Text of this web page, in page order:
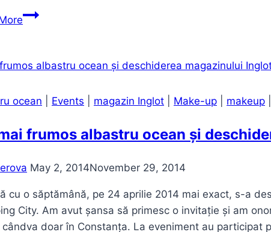
DIY
fals
fireplace
ocean Events magazin Inglot Make-up makeup
frumos albastru ocean și
May 2, 2014November 29, 2014
cu o săptămână, pe 24 aprilie 2014 mai exact, s-a
City. Am avut șansa să primesc o invitație și am
cândva doar în Constanța. La eveniment au